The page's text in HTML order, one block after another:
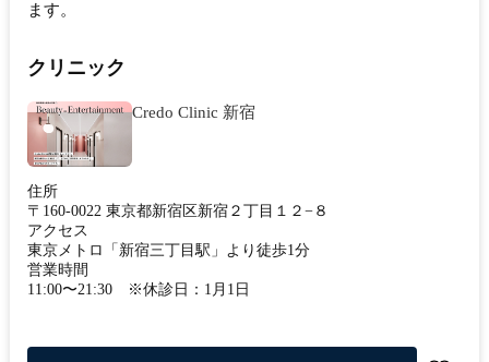
ます。
クリニック
Credo Clinic 新宿
住所
〒160-0022 東京都新宿区新宿２丁目１２−８
アクセス
東京メトロ「新宿三丁目駅」より徒歩1分
営業時間
11:00〜21:30 ※休診日：1月1日